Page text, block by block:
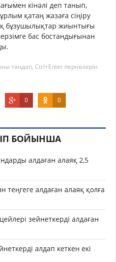
кінәлі деп танып,
қатаң жазаға сіңіру
бұзушылықтар жиынтығы
бас бостандығынан
таңдап, Ctrl+Enter пернелерін
0 0
БОЙЫНША
алдаған алаяқ 2,5
алдаған алаяқ қолға
зейнеткерді алдаған
алдап кеткен екі